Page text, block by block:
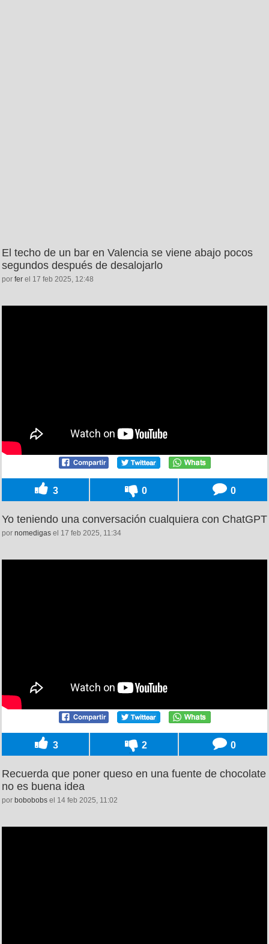
El techo de un bar en Valencia se viene abajo pocos
segundos después de desalojarlo
por fer el 17 feb 2025, 12:48
3 0 0
Yo teniendo una conversación cualquiera con ChatGPT
por nomedigas el 17 feb 2025, 11:34
3 2 0
Recuerda que poner queso en una fuente de chocolate
no es buena idea
por bobobobs el 14 feb 2025, 11:02